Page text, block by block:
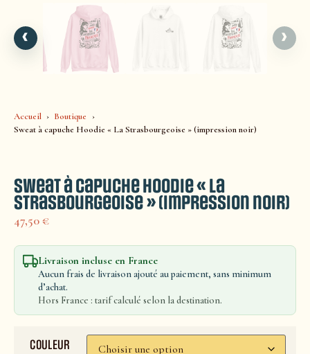
Accueil
Boutique
Sweat à capuche Hoodie « La Strasbourgeoise » (impression noir)
Sweat à capuche Hoodie « La
Strasbourgeoise » (impression noir)
47,50€
Livraison incluse en France
Aucun frais de livraison ajouté au paiement, sans minimum
d’achat.
Hors France : tarif calculé selon la destination.
COULEUR
‹ ›